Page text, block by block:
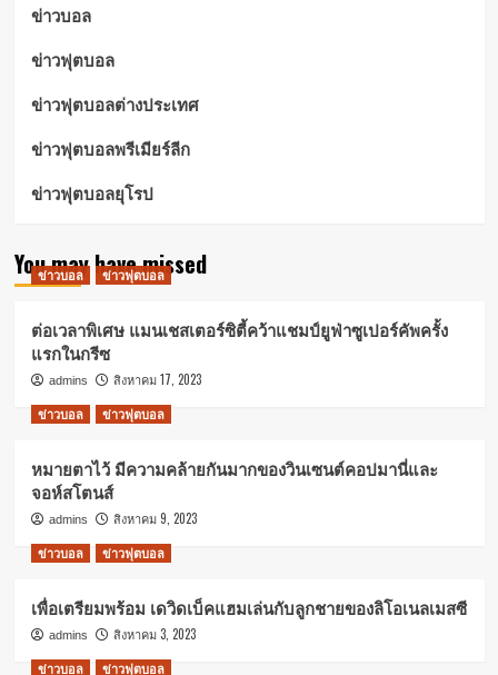
ข่าวบอล
ข่าวฟุตบอล
ข่าวฟุตบอลต่างประเทศ
ข่าวฟุตบอลพรีเมียร์ลีก
ข่าวฟุตบอลยุโรป
You may have missed
ข่าวบอล ข่าวฟุตบอล
ต่อเวลาพิเศษ แมนเชสเตอร์ซิตี้คว้าแชมป์ยูฟ่าซูเปอร์คัพครั้ง
แรกในกรีซ
admins
สิงหาคม 17, 2023
ข่าวบอล
ข่าวฟุตบอล
หมายตาไว้ มีความคล้ายกันมากของวินเซนต์คอปมานี่และ
จอห์สโตนส์
admins
สิงหาคม 9, 2023
ข่าวบอล
ข่าวฟุตบอล
เพื่อเตรียมพร้อม เดวิดเบ็คแฮมเล่นกับลูกชายของลิโอเนลเมสซี
admins
สิงหาคม 3, 2023
ข่าวบอล
ข่าวฟุตบอล